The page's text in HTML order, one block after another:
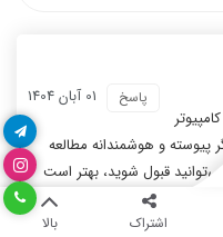
اشتراک بالا
01 آبان 1404 پاسخ
17 اردیبهشت. اگر پیوسته و هوشمندانه مطالعه
قبول شوید، بهتر است
رزرو کنید، موفق و پیروز باشید